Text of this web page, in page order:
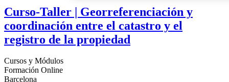
Curso-Taller | Georreferenciación y
coordinación entre el catastro y el
registro de la propiedad
Cursos y Módulos
Formación Online
Barcelona